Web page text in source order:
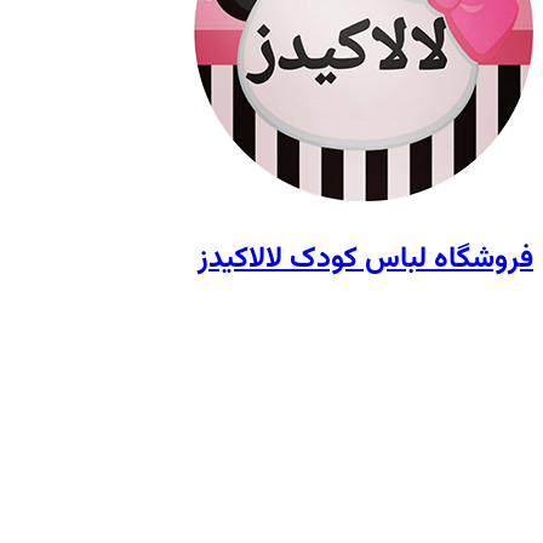
فروشگاه لباس کودک لالاکیدز